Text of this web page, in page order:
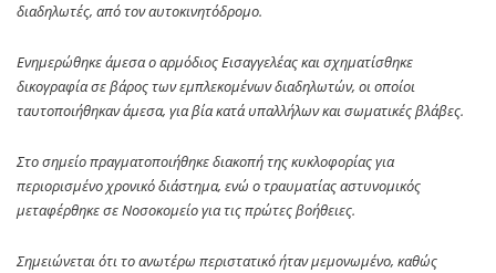
διαδηλωτές, από τον αυτοκινητόδρομο.
Ενημερώθηκε άμεσα ο αρμόδιος Εισαγγελέας και σχηματίσθηκε
δικογραφία σε βάρος των εμπλεκομένων διαδηλωτών, οι οποίοι
ταυτοποιήθηκαν άμεσα, για βία κατά υπαλλήλων και σωματικές βλάβες.
Στο σημείο πραγματοποιήθηκε διακοπή της κυκλοφορίας για
περιορισμένο χρονικό διάστημα, ενώ ο τραυματίας αστυνομικός
μεταφέρθηκε σε Νοσοκομείο για τις πρώτες βοήθειες.
Σημειώνεται ότι το ανωτέρω περιστατικό ήταν μεμονωμένο, καθώς